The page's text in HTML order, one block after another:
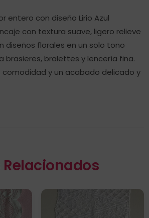
entero con diseño Lirio Azul
con textura suave, ligero relieve
diseños florales en un solo tono
brasieres, bralettes y lencería fina.
y un acabado delicado y